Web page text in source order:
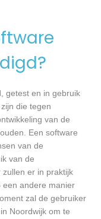
getest en in gebruik
die tegen
van de
Een software
van de
van de
zullen er in praktijk
een andere manier
zal de gebruiker
Noordwijk om te